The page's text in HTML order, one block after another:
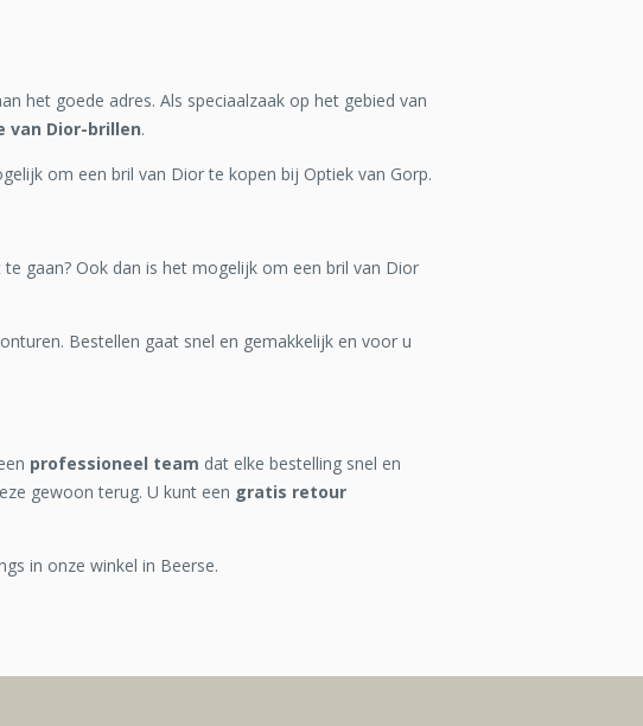
het goede adres. Als speciaalzaak op het gebied van
van Dior-brillen.
om een bril van Dior te kopen bij Optiek van Gorp.
gaan? Ook dan is het mogelijk om een bril van Dior
Bestellen gaat snel en gemakkelijk en voor u
professioneel team dat elke bestelling snel en
gewoon terug. U kunt een gratis retour
in onze winkel in Beerse.